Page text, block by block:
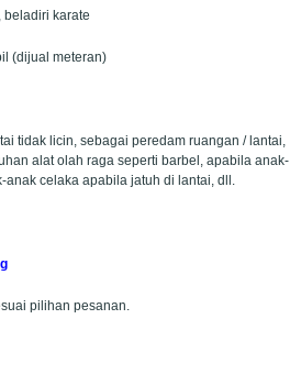
beladiri karate
(dijual meteran)
tidak licin, sebagai peredam ruangan / lantai,
alat olah raga seperti barbel, apabila anak-
celaka apabila jatuh di lantai, dll.
pilihan pesanan.